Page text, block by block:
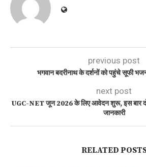
previous post
भगवान बदरीनाथ के दर्शनों को पहुंचे सूफी
next post
UGC-NET जून 2026 के लिए आवेदन शुरू, इस बार
जानकारी
RELATED